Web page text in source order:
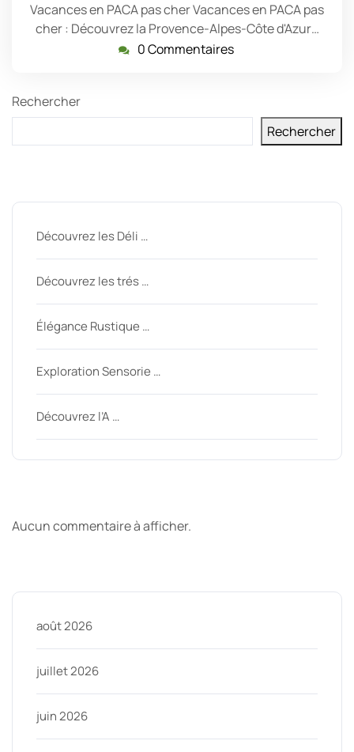
Vacances en PACA pas cher Vacances en PACA pas
cher : Découvrez la Provence-Alpes-Côte d'Azur…
0 Commentaires
Rechercher
Rechercher
Découvrez les Déli …
Découvrez les trés …
Élégance Rustique …
Exploration Sensorie …
Découvrez l’A …
Aucun commentaire à afficher.
août 2026
juillet 2026
juin 2026